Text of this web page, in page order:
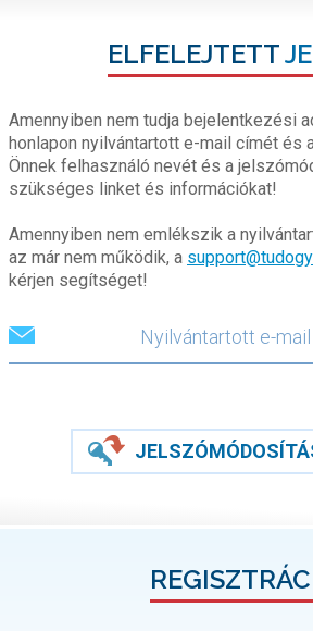
ELFELEJTETT
Amennyiben nem tudja bejelentkezési
honlapon nyilvántartott e-mail címét és
Önnek felhasználó nevét és a
szükséges linket és információkat!
Amennyiben nem emlékszik a
az már nem működik, a
kérjen segítséget!